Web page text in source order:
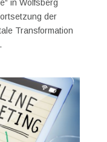
in Wolfsberg
der
Transformation